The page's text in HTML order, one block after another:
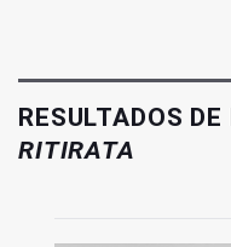
RESULTADOS
RITIRATA